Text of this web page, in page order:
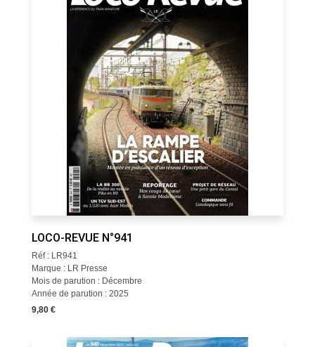
LOCO-REVUE N°941
Réf : LR941
Marque : LR Presse
Mois de parution : Décembre
Année de parution : 2025
9,80 €